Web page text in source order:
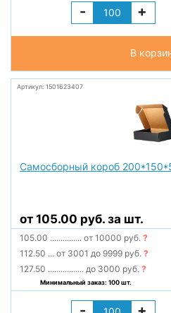
- +
В
Артикул: 1501623407
Самосборный короб
от 105.00 руб. за шт.
105.00 ............... от 10000 руб.?
112.50 ... от 3001 до 9999 руб.?
127.50 ................. до 3000 руб.?
Минимальный заказ: 100 шт.